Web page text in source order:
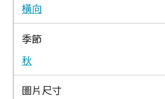
橫向
季節
秋
圖片尺寸